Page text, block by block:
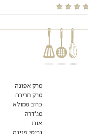
מרק אפונה
מרק חרירה
כרוב ממולא
מג'דרה
אורז
גריסי פנינה